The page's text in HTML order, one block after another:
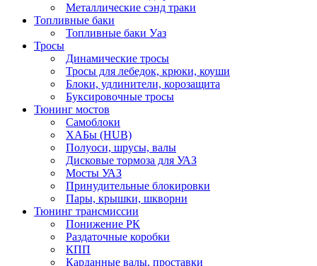
Металлические сэнд траки
Топливные баки
Топливные баки Уаз
Тросы
Динамические тросы
Тросы для лебедок, крюки, коуши
Блоки, удлинители, корозащита
Буксировочные тросы
Тюнинг мостов
Самоблоки
ХАБы (HUB)
Полуоси, шрусы, валы
Дисковые тормоза для УАЗ
Мосты УАЗ
Принудительные блокировки
Пары, крышки, шкворни
Тюнинг трансмиссии
Понижение РК
Раздаточные коробки
КПП
Карданные валы, проставки